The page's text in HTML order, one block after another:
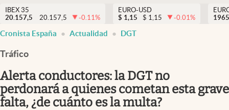
Criptomonedas
España
NOTICIAS
FINANZAS
EURO
IBEX 35
20.157,5
20.157,5 -0.11%
EURO-USD
$ 1,15 $ 1,15 -0.01%
Cronista España Actualidad DGT
Tráfico
Alerta conductores: la DGT no
perdonará a quienes cometan esta grave
falta, ¿de cuánto es la multa?